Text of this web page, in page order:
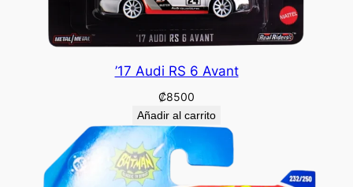
’17 Audi RS 6 Avant
₡8500
Añadir al carrito